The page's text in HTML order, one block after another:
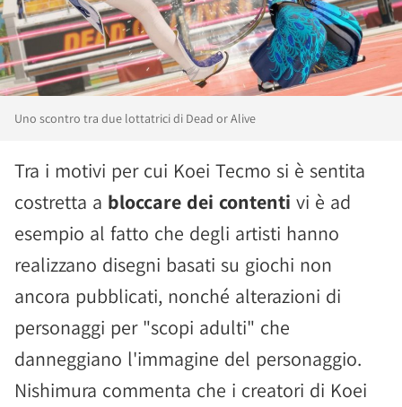
Uno scontro tra due lottatrici di Dead or Alive
Tra i motivi per cui Koei Tecmo si è sentita
costretta a bloccare dei contenti vi è ad
esempio al fatto che degli artisti hanno
realizzano disegni basati su giochi non
ancora pubblicati, nonché alterazioni di
personaggi per "scopi adulti" che
danneggiano l'immagine del personaggio.
Nishimura commenta che i creatori di Koei